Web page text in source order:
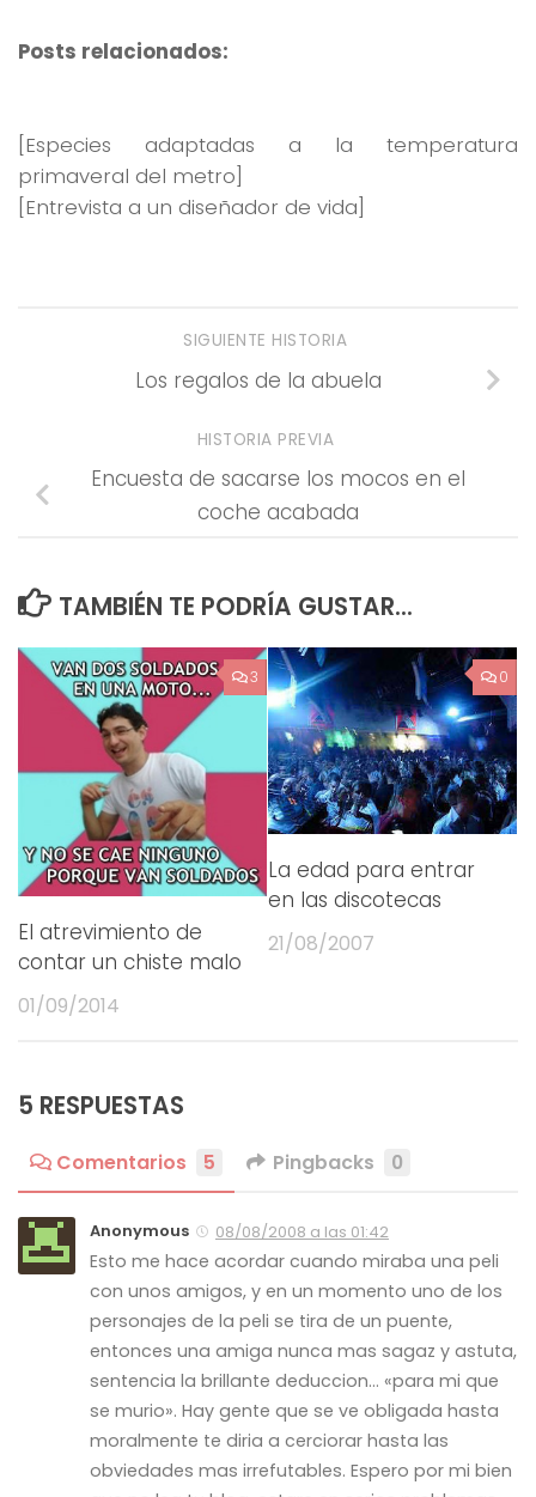
Posts relacionados:
[Especies adaptadas a la temperatura
primaveral del metro]
[Entrevista a un diseñador de vida]
SIGUIENTE HISTORIA
Los regalos de la abuela
HISTORIA PREVIA
Encuesta de sacarse los mocos en el
coche acabada
TAMBIÉN TE PODRÍA GUSTAR...
3
El atrevimiento de
contar un chiste malo
01/09/2014
0
La edad para entrar
en las discotecas
21/08/2007
5 RESPUESTAS
Comentarios 5 Pingbacks 0
Anonymous 08/08/2008 a las 01:42
Esto me hace acordar cuando miraba una peli
con unos amigos, y en un momento uno de los
personajes de la peli se tira de un puente,
entonces una amiga nunca mas sagaz y astuta,
sentencia la brillante deduccion… «para mi que
se murio». Hay gente que se ve obligada hasta
moralmente te diria a cerciorar hasta las
obviedades mas irrefutables. Espero por mi bien